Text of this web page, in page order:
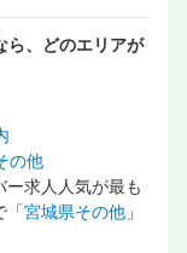
ら、どのエリアが
の他
求人人気が最も
「宮城県その他 」